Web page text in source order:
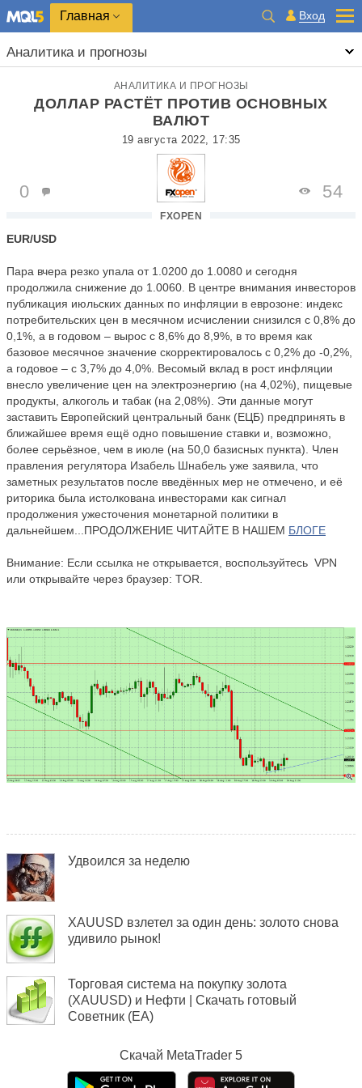
Главная Вход
Аналитика и прогнозы
АНАЛИТИКА И ПРОГНОЗЫ
ДОЛЛАР РАСТЁТ ПРОТИВ ОСНОВНЫХ
ВАЛЮТ
19 августа 2022, 17:35
FXOPEN
0 54
EUR/USD
Пара вчера резко упала от 1.0200 до 1.0080 и сегодня
продолжила снижение до 1.0060. В центре внимания инвесторов
публикация июльских данных по инфляции в еврозоне: индекс
потребительских цен в месячном исчислении снизился с 0,8% до
0,1%, а в годовом – вырос с 8,6% до 8,9%, в то время как
базовое месячное значение скорректировалось с 0,2% до -0,2%,
а годовое – с 3,7% до 4,0%. Весомый вклад в рост инфляции
внесло увеличение цен на электроэнергию (на 4,02%), пищевые
продукты, алкоголь и табак (на 2,08%). Эти данные могут
заставить Европейский центральный банк (ЕЦБ) предпринять в
ближайшее время ещё одно повышение ставки и, возможно,
более серьёзное, чем в июле (на 50,0 базисных пункта). Член
правления регулятора Изабель Шнабель уже заявила, что
заметных результатов после введённых мер не отмечено, и её
риторика была истолкована инвесторами как сигнал
продолжения ужесточения монетарной политики в
дальнейшем...ПРОДОЛЖЕНИЕ ЧИТАЙТЕ В НАШЕМ БЛОГЕ
Внимание: Если ссылка не открывается, воспользуйтесь VPN
или открывайте через браузер: TOR.
Удвоился за неделю
XAUUSD взлетел за один день: золото снова
удивило рынок!
Торговая система на покупку золота
(XAUUSD) и Нефти | Скачать готовый
Советник (EA)
Скачай MetaTrader 5